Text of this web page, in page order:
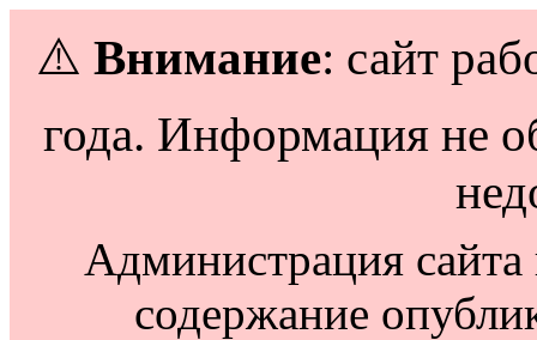
⚠️ Внимание: сайт
года. Информация не
Администрация сайта
содержание